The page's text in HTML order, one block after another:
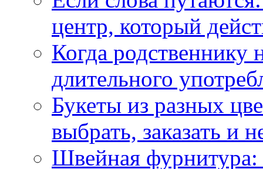
центр, который
Когда
длительного
Букеты из разных
выбрать, заказать и
Швейная фурнитура: